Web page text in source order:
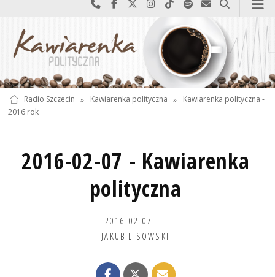
Najlepiej po prostu do nas zadzwoń
Odwiedź nas na Facebook-u
Odwiedź nas na X
Odwiedź nas na Instagram-ie
Odwiedź nas na TikTok-u
Szukaj nas na Spotify
Wyślij do nas
Szukaj
Radio Szczecin » Kawiarenka polityczna »
Kawiarenka polityczna -
2016 rok
2016-02-07 - Kawiarenka
polityczna
2016-02-07
JAKUB LISOWSKI